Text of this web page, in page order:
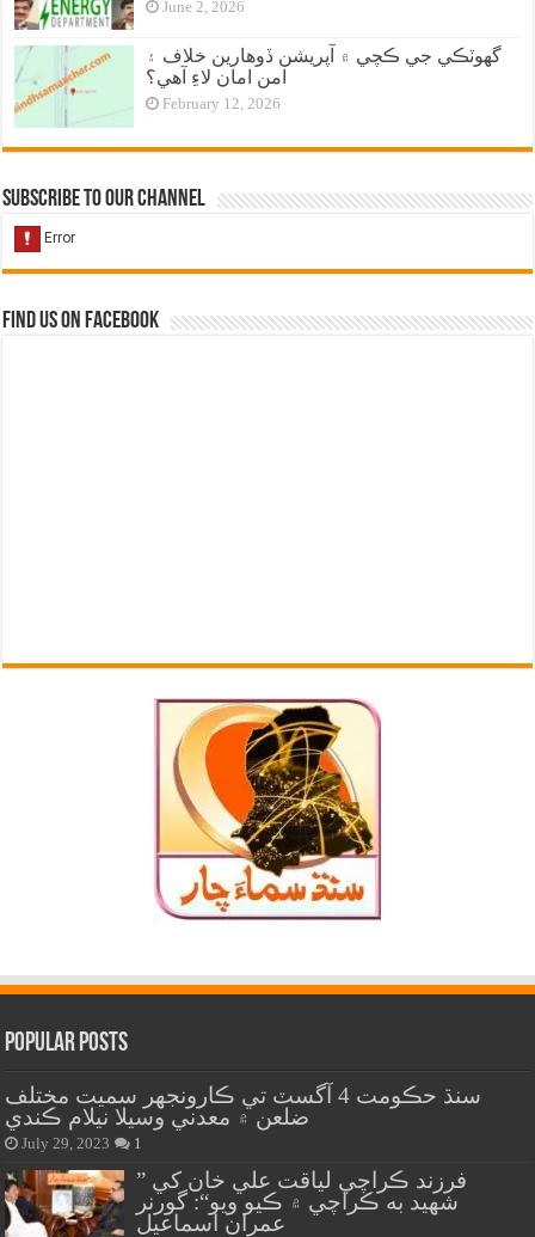
June 2, 2026
گهوٽڪي جي ڪچي ۾ آپريشن ڏوهارين خلاف ۽
امن امان لاءِ آهي؟
February 12, 2026
Subscribe to our Channel
Find us on Facebook
Popular Posts
سنڌ حڪومت 4 آگسٽ تي ڪارونجهر سميت مختلف
ضلعن ۾ معدني وسيلا نيلام ڪندي
July 29, 2023 1
” فرزند ڪراچي لياقت علي خان کي
شهيد به ڪراچي ۾ ڪيو ويو“: گورنر
عمران اسماعيل